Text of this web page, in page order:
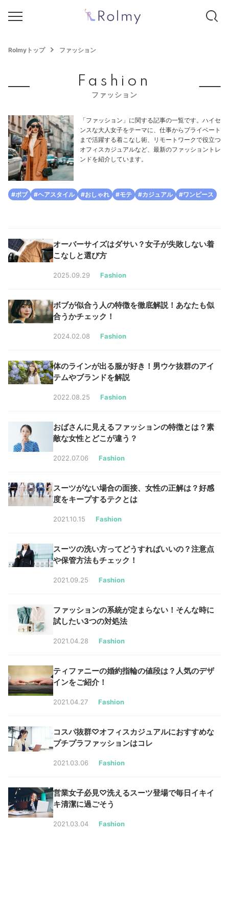
Rolmyトップ ファッション
Fashion
ファッション
「ファッション」に関する記事の一覧です。ハイセ
ンスな大人女子をテーマに、仕事からプライベート
まで活躍する着こなし術、リモートワークで役立つ
オフィスカジュアルなど、最新のファッショントレ
ンドを紹介しています。
#ボブ #ヘアスタイル #おしゃれ #モテ #カジュアル #ワンピース
オーバーサイズはダサい？女子が失敗しない着
こなしと選び方
2025.09.29 Fashion
ボブが似合う人の特徴を徹底解説！あなたも似
合うかチェック！
2024.02.08 Fashion
体のラインが出る服が好き！男ウケ抜群のアイ
テムやブランドを解説
2022.08.25 Fashion
おばさんに見えるファッションの特徴とは？素
敵な女性とどこが違う？
2022.07.06 Fashion
スーツがない場合の面接、女性の正解は？好感
度をキープするテクとは
2021.10.15 Fashion
スーツの洗い方ってどうすればいいの？注意点
や保管方法もチェック！
2021.09.25 Fashion
ファッションの系統が定まらない！そんな時に
試したい3つの対処法
2021.04.28 Fashion
ティファニーの婚約指輪の値段は？人気のデザ
インをご紹介！
2021.04.27 Fashion
コスパ抜群♡オフィスカジュアルにおすすめな
プチプラファッションはコレ
2021.03.06 Fashion
営業女子必見♡洗えるスーツ登場で毎日イキイ
キ清潔に過ごそう
2021.03.04 Fashion